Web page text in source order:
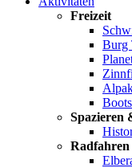
Freizeit
Burg
Spazieren
Radfahren